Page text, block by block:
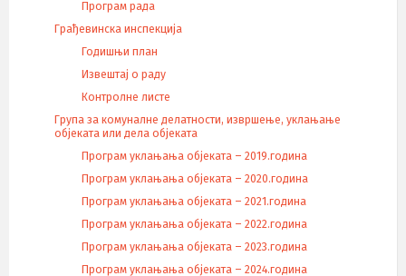
Програм рада
Грађевинска инспекција
Годишњи план
Извештај о раду
Контролне листе
Група за комуналне делатности, извршење, уклањање
објеката или дела објеката
Програм уклањања објеката – 2019.година
Програм уклањања објеката – 2020.година
Програм уклањања објеката – 2021.година
Програм уклањања објеката – 2022.година
Програм уклањања објеката – 2023.година
Програм уклањања објеката – 2024.година